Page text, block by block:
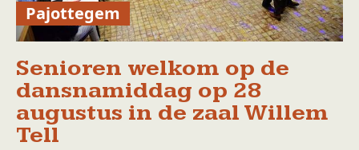
Pajottegem
Senioren welkom op de
dansnamiddag op 28
augustus in de zaal Willem
Tell